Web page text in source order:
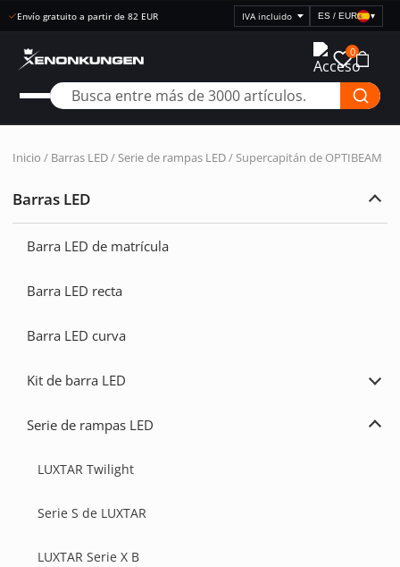
Envío gratuito a partir de 82 EUR
Seleccionar
visualización
precios
ES / EUR ▾
0
Inicio / Barras LED/Serie de rampas LED/ Supercapitán de OPTIBEAM
Barras LED
Barra LED de matrícula
Barra LED recta
Barra LED curva
Kit de barra LED
barra
Serie de rampas LED
LUXTAR Twilight
Serie S de LUXTAR
LUXTAR Serie X B